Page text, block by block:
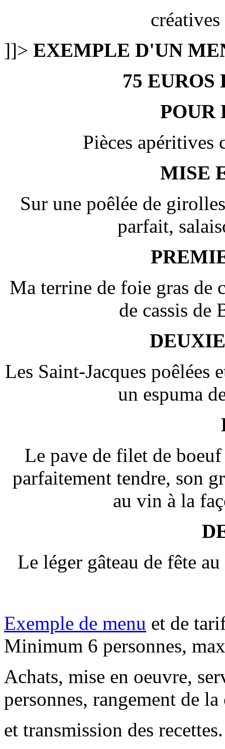
]]> EXEMPLE D'UN
75 EUROS
POUR
Pièces apéritives
MISE
Sur une poêlée de
parfait,
Ma terrine de foie gras de
de cassis de
Les Saint-Jacques poêlées
un espuma
Le pave de filet de boeuf
parfaitement tendre, son
au vin à la
Le léger gâteau de fête
Exemple de menu et de
Minimum 6 personnes,
Achats, mise en oeuvre,
personnes, rangement de
et transmission des recettes.